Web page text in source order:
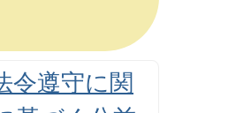
令遵守に関